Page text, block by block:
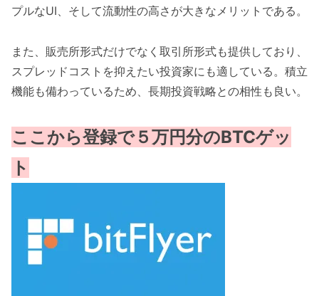
プルなUI、そして流動性の高さが大きなメリットである。
また、販売所形式だけでなく取引所形式も提供しており、
スプレッドコストを抑えたい投資家にも適している。積立
機能も備わっているため、長期投資戦略との相性も良い。
ここから登録で５万円分のBTCゲッ
ト